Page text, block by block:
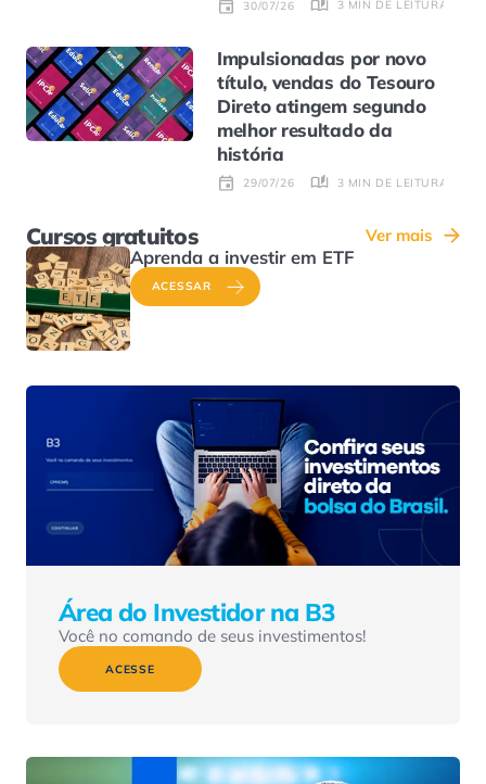
30/07/26 3 MIN DE LEITURA
Impulsionadas por novo
título, vendas do Tesouro
Direto atingem segundo
melhor resultado da
história
29/07/26 3 MIN DE LEITURA
Cursos gratuitos Ver mais
Aprenda a investir em ETF
ACESSAR
Área do Investidor na B3
Você no comando de seus investimentos!
ACESSE